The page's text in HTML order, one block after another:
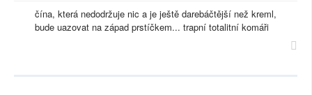
čína, která nedodržuje nic a je ještě darebáčtější než kreml,
bude uazovat na západ prstíčkem... trapní totalitní komáři